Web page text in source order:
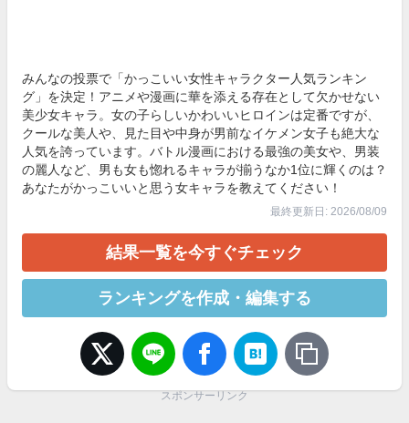
みんなの投票で「かっこいい女性キャラクター人気ランキン
グ」を決定！アニメや漫画に華を添える存在として欠かせない
美少女キャラ。女の子らしいかわいいヒロインは定番ですが、
クールな美人や、見た目や中身が男前なイケメン女子も絶大な
人気を誇っています。バトル漫画における最強の美女や、男装
の麗人など、男も女も惚れるキャラが揃うなか1位に輝くのは？
あなたがかっこいいと思う女キャラを教えてください！
最終更新日: 2026/08/09
結果一覧を今すぐチェック
ランキングを作成・編集する
スポンサーリンク